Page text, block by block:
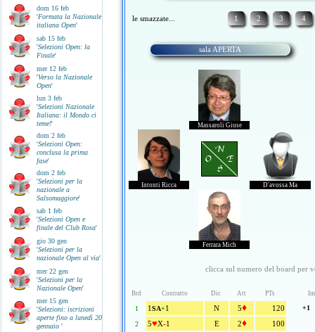
dom 16 feb
'Formata la Nazionale
italiana Open'
sab 15 feb
'Selezioni Open: la
Finale'
mer 12 feb
'Verso la Nazionale
Open'
lun 3 feb
'Selezioni Nazionale
Italiana: il Mondo ci
teme!'
dom 2 feb
'Selezioni Open:
conclusa la prima
fase'
dom 2 feb
'Selezioni per la
nazionale a
Salsomaggiore'
sab 1 feb
'Selezioni Open e
finale del Club Rosa'
gio 30 gen
'Selezioni per la
nazionale Open al via'
mer 22 gen
'Selezioni per la
Nazionale Open'
mer 15 gen
'Selezioni: iscrizioni
aperte fino a lunedì 20
gennaio '
le smazzate... 1 2 3 4
sala APERTA
Massaroli Giuse
Intonti Ricca
N
O E
S
D'avossa Ma
Ferrara Mich
clicca sul numero del board per
Brd Contratto Dic Att PTs
1 1SA+1 N 5♦ 120 +1
2 5♥X-1 E 2♦ 100